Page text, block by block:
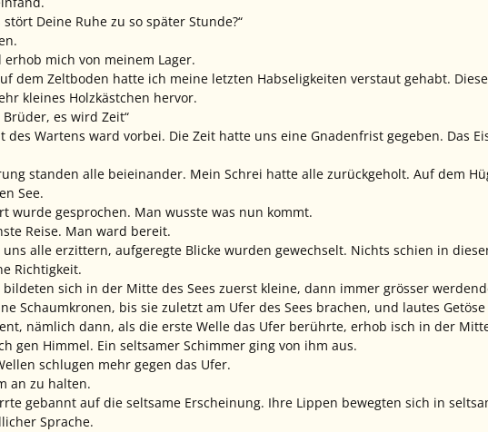
Deine Ruhe zu so später Stunde?“
mich von meinem Lager.
dem Zeltboden hatte ich meine letzten Habseligkeiten verstaut gehabt.
kleines Holzkästchen hervor.
es wird Zeit“
des Wartens ward vorbei. Die Zeit hatte uns eine Gnadenfrist gegeben. Das
standen alle beieinander. Mein Schrei hatte alle zurückgeholt. Auf dem
See.
wurde gesprochen. Man wusste was nun kommt.
Reise. Man ward bereit.
alle erzittern, aufgeregte Blicke wurden gewechselt. Nichts schien in
Richtigkeit.
sich in der Mitte des Sees zuerst kleine, dann immer grösser
Schaumkronen, bis sie zuletzt am Ufer des Sees brachen, und lautes
nämlich dann, als die erste Welle das Ufer berührte, erhob isch in der
gen Himmel. Ein seltsamer Schimmer ging von ihm aus.
schlugen mehr gegen das Ufer.
an zu halten.
gebannt auf die seltsame Erscheinung. Ihre Lippen bewegten sich in
Sprache.